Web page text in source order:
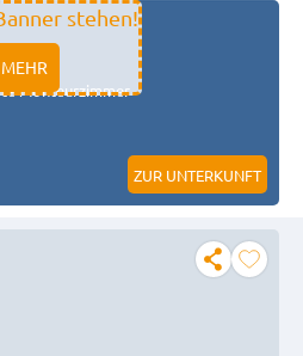
stehen!
Monteurzimmer
ZUR UNTERKUNFT